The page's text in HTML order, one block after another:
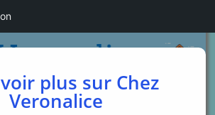
plus sur Chez
Veronalice